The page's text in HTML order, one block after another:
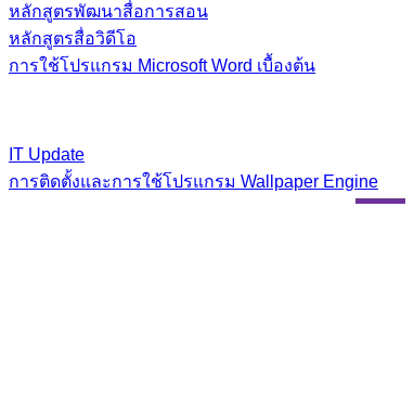
หลักสูตรพัฒนาสื่อการสอน
หลักสูตรสื่อวิดีโอ
การใช้โปรแกรม Microsoft Word เบื้องต้น
IT Update
การติดตั้งและการใช้โปรแกรม Wallpaper Engine